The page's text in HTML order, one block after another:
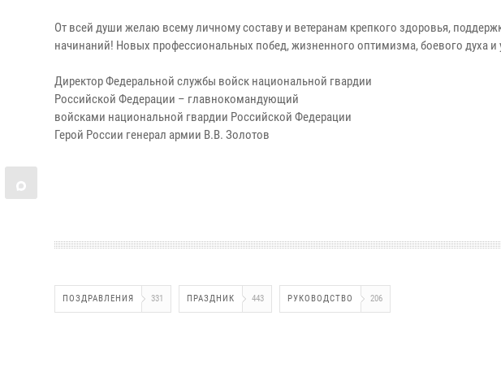
От всей души желаю всему личному составу и ветеранам крепкого здоровья,
начинаний! Новых профессиональных побед, жизненного оптимизма, боевого духа и
Директор Федеральной службы войск национальной гвардии
Российской Федерации – главнокомандующий
войсками национальной гвардии Российской Федерации
Герой России генерал армии В.В. Золотов
ПОЗДРАВЛЕНИЯ 331 ПРАЗДНИК 443 РУКОВОДСТВО 206